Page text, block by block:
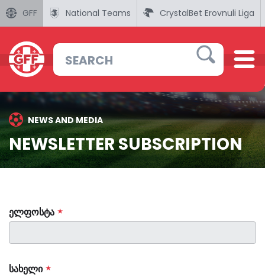
GFF National Teams CrystalBet Erovnuli Liga
NEWS AND MEDIA
NEWSLETTER SUBSCRIPTION
ᲔᲚᲤᲝᲡᲢᲐ
ᲡᲐᲮᲔᲚᲘ